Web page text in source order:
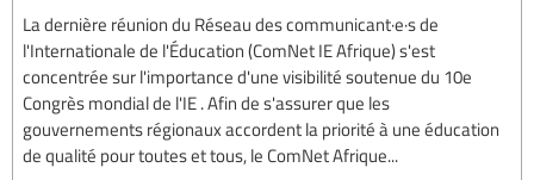
La dernière réunion du Réseau des communicant·e·s de
l'Internationale de l'Éducation (ComNet IE Afrique) s'est
concentrée sur l'importance d'une visibilité soutenue du 10e
Congrès mondial de l'IE . Afin de s'assurer que les
gouvernements régionaux accordent la priorité à une éducation
de qualité pour toutes et tous, le ComNet Afrique...